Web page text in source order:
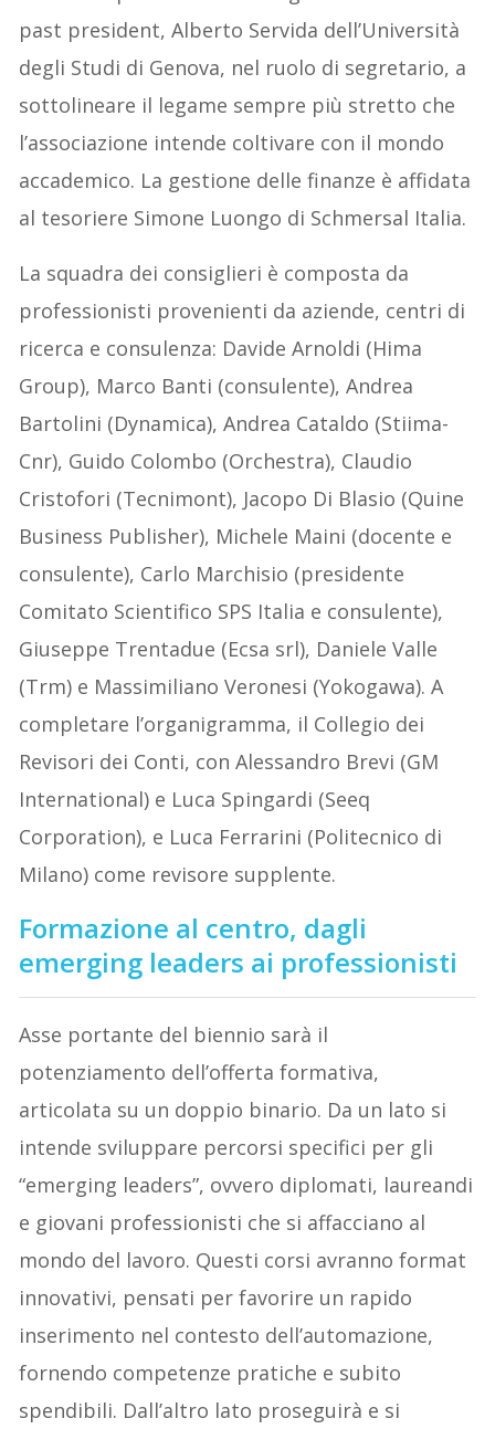
past president, Alberto Servida dell’Università
degli Studi di Genova, nel ruolo di segretario, a
sottolineare il legame sempre più stretto che
l’associazione intende coltivare con il mondo
accademico. La gestione delle finanze è affidata
al tesoriere Simone Luongo di Schmersal Italia.
La squadra dei consiglieri è composta da
professionisti provenienti da aziende, centri di
ricerca e consulenza: Davide Arnoldi (Hima
Group), Marco Banti (consulente), Andrea
Bartolini (Dynamica), Andrea Cataldo (Stiima-
Cnr), Guido Colombo (Orchestra), Claudio
Cristofori (Tecnimont), Jacopo Di Blasio (Quine
Business Publisher), Michele Maini (docente e
consulente), Carlo Marchisio (presidente
Comitato Scientifico SPS Italia e consulente),
Giuseppe Trentadue (Ecsa srl), Daniele Valle
(Trm) e Massimiliano Veronesi (Yokogawa). A
completare l’organigramma, il Collegio dei
Revisori dei Conti, con Alessandro Brevi (GM
International) e Luca Spingardi (Seeq
Corporation), e Luca Ferrarini (Politecnico di
Milano) come revisore supplente.
Formazione al centro, dagli
emerging leaders ai professionisti
Asse portante del biennio sarà il
potenziamento dell’offerta formativa,
articolata su un doppio binario. Da un lato si
intende sviluppare percorsi specifici per gli
“emerging leaders”, ovvero diplomati, laureandi
e giovani professionisti che si affacciano al
mondo del lavoro. Questi corsi avranno format
innovativi, pensati per favorire un rapido
inserimento nel contesto dell’automazione,
fornendo competenze pratiche e subito
spendibili. Dall’altro lato proseguirà e si